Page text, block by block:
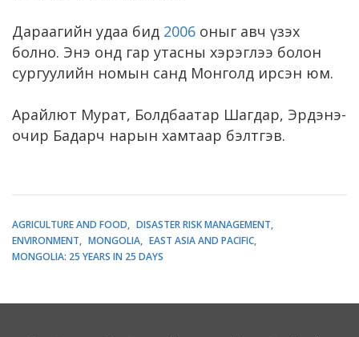
Дараагийн удаа бид 2006 оныг авч үзэх
болно. Энэ онд гар утасны хэрэглээ болон
сургуулийн номын санд Монголд ирсэн юм.
Арайлют Мурат, Болдбаатар Шагдар, Эрдэнэ-
очир Бадарч нарын хамтаар бэлтгэв.
AGRICULTURE AND FOOD
DISASTER RISK MANAGEMENT
ENVIRONMENT
MONGOLIA
EAST ASIA AND PACIFIC
MONGOLIA: 25 YEARS IN 25 DAYS